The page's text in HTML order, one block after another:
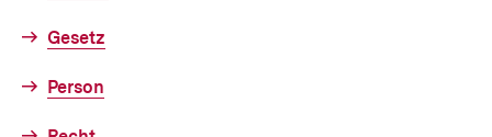
Gesetz
Person